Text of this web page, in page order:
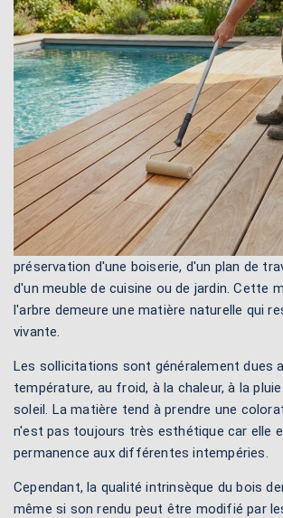
préservation d'une boiserie, d'un plan de
d'un meuble de cuisine ou de jardin. Cette
l'arbre demeure une matière naturelle qui
vivante.
Les sollicitations sont généralement dues
température, au froid, à la chaleur, à la
soleil. La matière tend à prendre une
n'est pas toujours très esthétique car elle
permanence aux différentes intempéries.
Cependant, la qualité intrinsèque du bois
même si son rendu peut être modifié par